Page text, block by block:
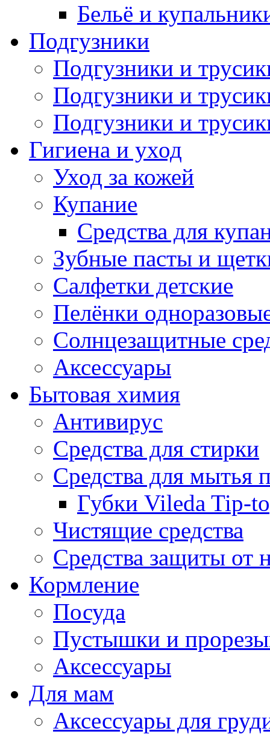
Бельё и
Подгузники
Подгузники и
Подгузники и
Подгузники и
Гигиена и уход
Уход за кожей
Купание
Средства для
Зубные пасты и
Салфетки детские
Пелёнки
Солнцезащитные
Аксессуары
Бытовая химия
Антивирус
Средства для стирки
Средства для мытья
Губки Vileda Tip-
Чистящие средства
Средства защиты от
Кормление
Посуда
Пустышки и
Аксессуары
Для мам
Аксессуары для